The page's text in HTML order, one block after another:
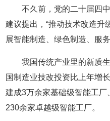
不久前，党的二十届四
建议提出，“推动技术改造升
展智能制造、绿色制造、服务
我国传统产业里的新质
国制造业技改投资比上年增
建成3万余家基础级智能工厂
230余家卓越级智能工厂。